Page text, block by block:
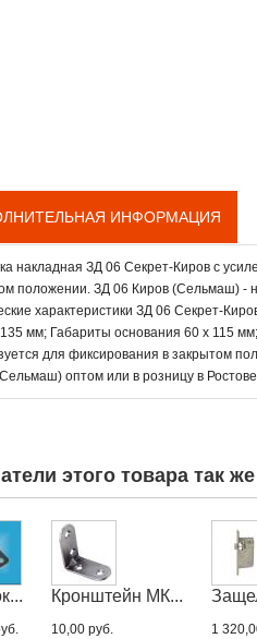
ИНФОРМАЦИЯ
накладная ЗД 06 Секрет-Киров с
положении. ЗД 06 Киров (Сельмаш) -
характеристики ЗД 06 Секрет-
135 мм; Габариты основания 60 х 115
для фиксирования в закрытом
оптом или в розницу в
этого товара так
Кронштейн МК...
10,00 руб. 1